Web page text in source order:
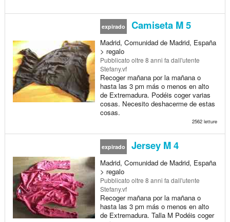
expirado Camiseta M 5
Madrid, Comunidad de Madrid, España
> regalo
Pubblicato oltre 8 anni fa dall'utente
Stefany.vf
Recoger mañana por la mañana o
hasta las 3 pm más o menos en alto
de Extremadura. Podéis coger varias
cosas. Necesito deshacerme de estas
cosas.
2562 letture
expirado Jersey M 4
Madrid, Comunidad de Madrid, España
> regalo
Pubblicato oltre 8 anni fa dall'utente
Stefany.vf
Recoger mañana por la mañana o
hasta las 3 pm más o menos en alto
de Extremadura. Talla M Podéis coger